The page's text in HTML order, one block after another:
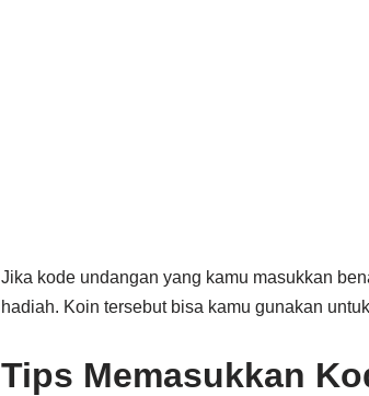
Jika kode undangan yang kamu masukkan
hadiah. Koin tersebut bisa kamu gunakan
Tips Memasukkan